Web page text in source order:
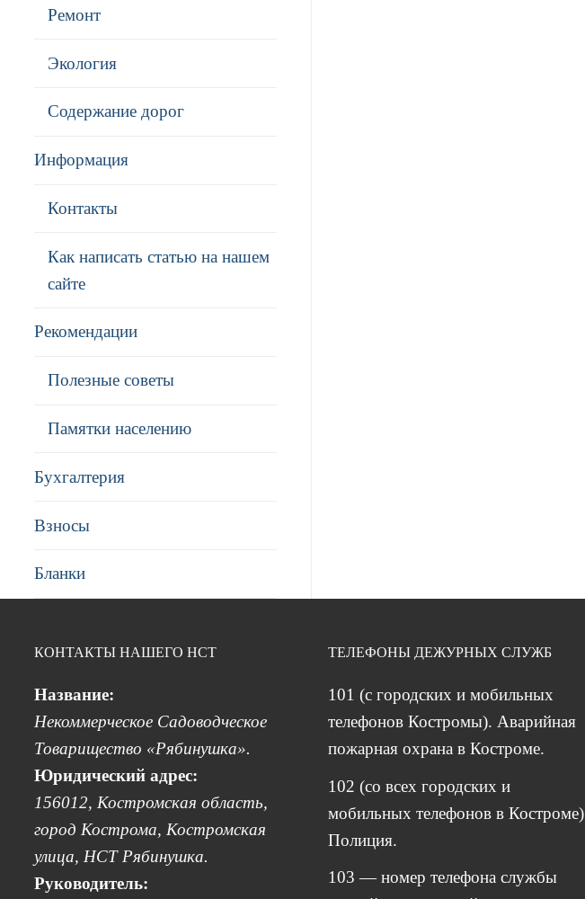
Ремонт
Экология
Содержание дорог
Информация
Контакты
Как написать статью на нашем
сайте
Рекомендации
Полезные советы
Памятки населению
Бухгалтерия
Взносы
Бланки
КОНТАКТЫ НАШЕГО НСТ
Название:
Некоммерческое Садоводческое
Товарищество «Рябинушка».
Юридический адрес:
156012, Костромская область,
город Кострома, Костромская
улица, НСТ Рябинушка.
Руководитель:
ТЕЛЕФОНЫ ДЕЖУРНЫХ СЛУЖБ
101 (с городских и мобильных
телефонов Костромы). Аварийная
пожарная охрана в Костроме.
102 (со всех городских и
мобильных телефонов в Костроме)
Полиция.
103 — номер телефона службы